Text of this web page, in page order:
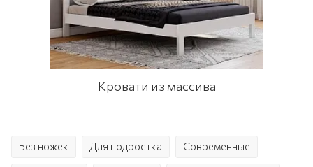
Кровати из массива
Без ножек Для подростка Современные